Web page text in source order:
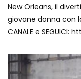
New Orleans, il
giovane donna con
CANALE e SEGUICI: